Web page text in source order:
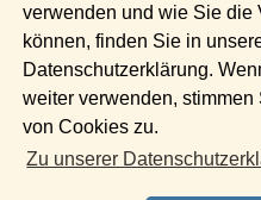
verwenden und wie Sie die
können, finden Sie in
Datenschutzerklärung.
weiter verwenden, stimmen
von Cookies zu.
Zu unserer
Pankow
Reinickendorf
Spandau
Tempelhof
Treptow